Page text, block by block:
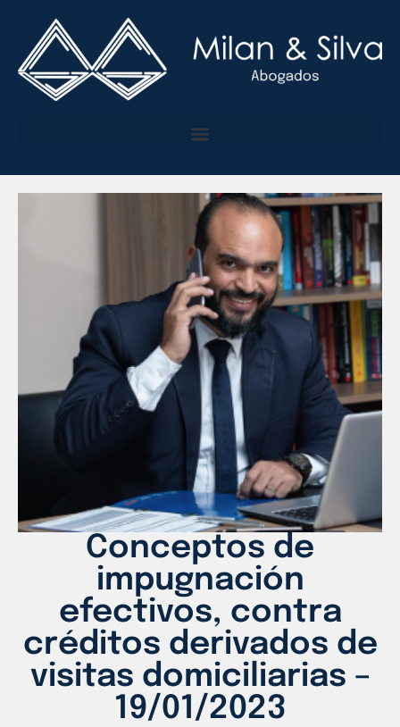
Conceptos de
impugnación
efectivos, contra
créditos derivados de
visitas domiciliarias –
19/01/2023